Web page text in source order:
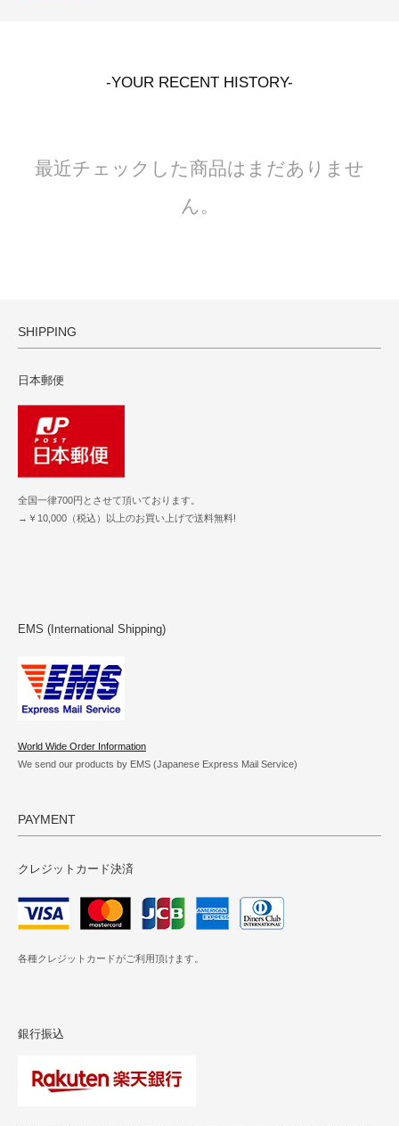
-YOUR RECENT HISTORY-
最近チェックした商品はまだありませ
ん。
SHIPPING
日本郵便
全国一律700円とさせて頂いております。
→￥10,000（税込）以上のお買い上げで送料無料!
EMS (International Shipping)
World Wide Order Information
We send our products by EMS (Japanese Express Mail Service)
PAYMENT
クレジットカード決済
各種クレジットカードがご利用頂けます。
銀行振込